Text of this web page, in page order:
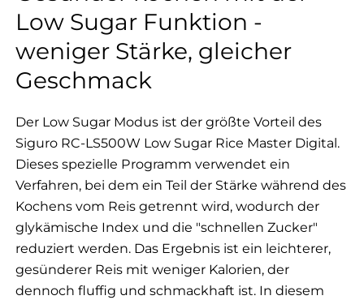
Low Sugar Funktion -
weniger Stärke, gleicher
Geschmack
Der Low Sugar Modus ist der größte Vorteil des
Siguro RC-LS500W Low Sugar Rice Master Digital.
Dieses spezielle Programm verwendet ein
Verfahren, bei dem ein Teil der Stärke während des
Kochens vom Reis getrennt wird, wodurch der
glykämische Index und die "schnellen Zucker"
reduziert werden. Das Ergebnis ist ein leichterer,
gesünderer Reis mit weniger Kalorien, der
dennoch fluffig und schmackhaft ist. In diesem